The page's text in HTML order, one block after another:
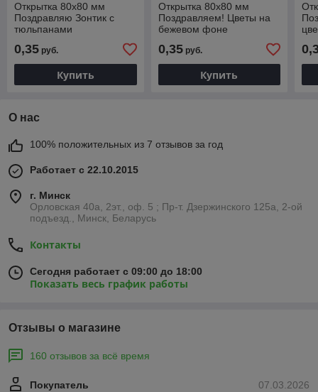
Открытка 80х80 мм
Поздравляю Зонтик с
тюльпанами
0,35 руб.
Купить
Открытка 80х80 мм
Поздравляем! Цветы на
бежевом фоне
0,35руб.
Купить
О нас
100% положительных из 7 отзывов за год
Работает с 22.10.2015
г. Минск
Орловская 40а, 2эт., оф. 5 ; Пр-т. Дзержинского 125а, 2-ой
подъезд., Минск, Беларусь
Контакты
Сегодня работает с 09:00 до 18:00
Показать весь график работы
Отзывы о магазине
160 отзывов за всё время
07.03.2026
Покупатель